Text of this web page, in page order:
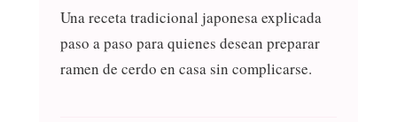
Una receta tradicional japonesa explicada
paso a paso para quienes desean preparar
ramen de cerdo en casa sin complicarse.